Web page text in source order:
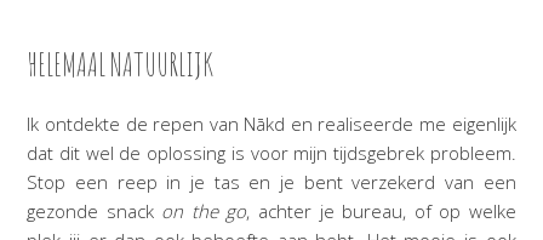
HELEMAAL NATUURLIJK
Ik ontdekte de repen van Nākd en realiseerde me eigenlijk
dat dit wel de oplossing is voor mijn tijdsgebrek probleem.
Stop een reep in je tas en je bent verzekerd van een
gezonde snack on the go, achter je bureau, of op welke